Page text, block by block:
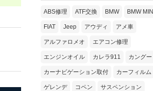
ABS修理 ATF交換 BMW BMW MINI
FIAT Jeep アウディ アメ車
アルファロメオ エアコン修理
エンジンオイル カレラ911 カングー
カーナビゲーション取付 カーフィルム
ゲレンデ コペン サスペンション